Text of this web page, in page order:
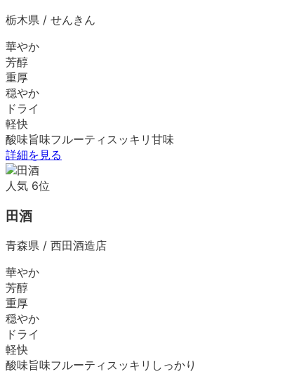
栃木県 / せんきん
華やか
芳醇
重厚
穏やか
ドライ
軽快
酸味旨味フルーティ スッキリ 甘味
詳細を見る
人気 6位
田酒
青森県 / 西田酒造店
華やか
芳醇
重厚
穏やか
ドライ
軽快
酸味旨味フルーティ スッキリ しっかり